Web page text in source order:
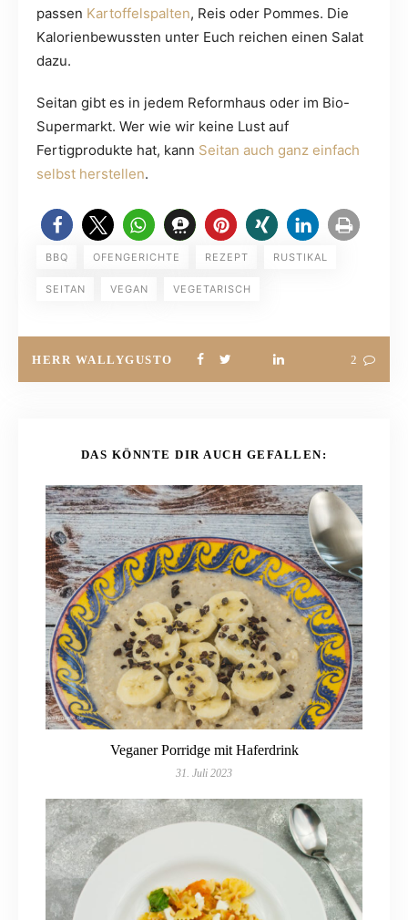
passen Kartoffelspalten, Reis oder Pommes. Die
Kalorienbewussten unter Euch reichen einen Salat
dazu.
Seitan gibt es in jedem Reformhaus oder im Bio-
Supermarkt. Wer wie wir keine Lust auf
Fertigprodukte hat, kann Seitan auch ganz einfach
selbst herstellen.
BBQ OFENGERICHTE REZEPT RUSTIKAL
SEITAN VEGAN VEGETARISCH
HERR WALLYGUSTO 2
DAS KÖNNTE DIR AUCH GEFALLEN:
Veganer Porridge mit Haferdrink
31. Juli 2023